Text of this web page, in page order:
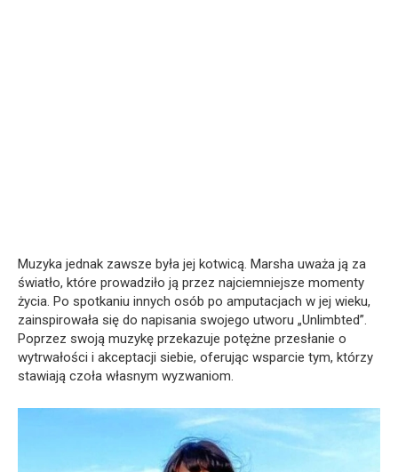
Muzyka jednak zawsze była jej kotwicą. Marsha uważa ją za
światło, które prowadziło ją przez najciemniejsze momenty
życia. Po spotkaniu innych osób po amputacjach w jej wieku,
zainspirowała się do napisania swojego utworu „Unlimbted”.
Poprzez swoją muzykę przekazuje potężne przesłanie o
wytrwałości i akceptacji siebie, oferując wsparcie tym, którzy
stawiają czoła własnym wyzwaniom.